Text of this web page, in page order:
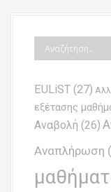
EULiST (27)
εξέτασης
Αναβολή (26)
Αναπλήρωση